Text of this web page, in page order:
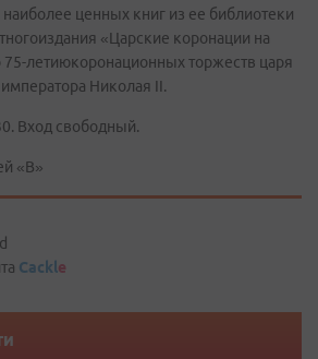
ценных книг из ее библиотеки
«Царские коронации на
летиюкоронационных торжеств царя
Николая II.
Вход свободный.
«В»
Cackle